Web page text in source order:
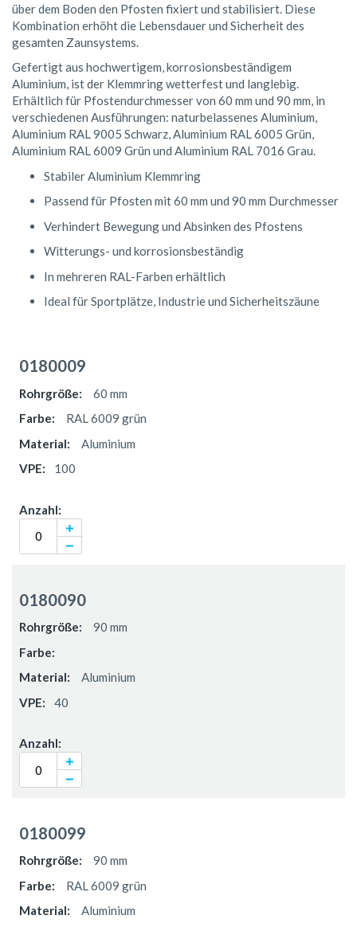
über dem Boden den Pfosten fixiert und stabilisiert. Diese
Kombination erhöht die Lebensdauer und Sicherheit des
gesamten Zaunsystems.
Gefertigt aus hochwertigem, korrosionsbeständigem
Aluminium, ist der Klemmring wetterfest und langlebig.
Erhältlich für Pfostendurchmesser von 60 mm und 90 mm, in
verschiedenen Ausführungen: naturbelassenes Aluminium,
Aluminium RAL 9005 Schwarz, Aluminium RAL 6005 Grün,
Aluminium RAL 6009 Grün und Aluminium RAL 7016 Grau.
Stabiler Aluminium Klemmring
Passend für Pfosten mit 60 mm und 90 mm Durchmesser
Verhindert Bewegung und Absinken des Pfostens
Witterungs- und korrosionsbeständig
In mehreren RAL-Farben erhältlich
Ideal für Sportplätze, Industrie und Sicherheitszäune
Artikel
0180009
60 mm
RAL 6009 grün
Aluminium
100
0180090
90 mm
Aluminium
40
0180099
90 mm
RAL 6009 grün
Aluminium